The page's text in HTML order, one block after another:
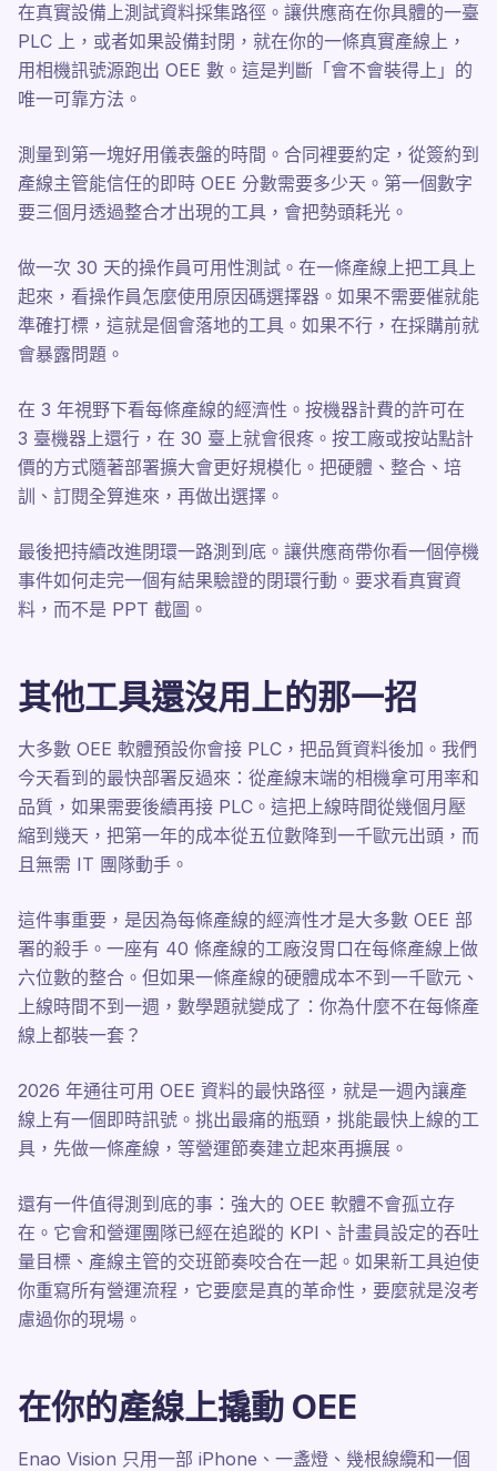
在真實設備上測試資料採集路徑。讓供應商在你具體的一臺
PLC 上，或者如果設備封閉，就在你的一條真實產線上，
用相機訊號源跑出 OEE 數。這是判斷「會不會裝得上」的
唯一可靠方法。
測量到第一塊好用儀表盤的時間。合同裡要約定，從簽約到
產線主管能信任的即時 OEE 分數需要多少天。第一個數字
要三個月透過整合才出現的工具，會把勢頭耗光。
做一次 30 天的操作員可用性測試。在一條產線上把工具上
起來，看操作員怎麼使用原因碼選擇器。如果不需要催就能
準確打標，這就是個會落地的工具。如果不行，在採購前就
會暴露問題。
在 3 年視野下看每條產線的經濟性。按機器計費的許可在
3 臺機器上還行，在 30 臺上就會很疼。按工廠或按站點計
價的方式隨著部署擴大會更好規模化。把硬體、整合、培
訓、訂閱全算進來，再做出選擇。
最後把持續改進閉環一路測到底。讓供應商帶你看一個停機
事件如何走完一個有結果驗證的閉環行動。要求看真實資
料，而不是 PPT 截圖。
其他工具還沒用上的那一招
大多數 OEE 軟體預設你會接 PLC，把品質資料後加。我們
今天看到的最快部署反過來：從產線末端的相機拿可用率和
品質，如果需要後續再接 PLC。這把上線時間從幾個月壓
縮到幾天，把第一年的成本從五位數降到一千歐元出頭，而
且無需 IT 團隊動手。
這件事重要，是因為每條產線的經濟性才是大多數 OEE 部
署的殺手。一座有 40 條產線的工廠沒胃口在每條產線上做
六位數的整合。但如果一條產線的硬體成本不到一千歐元、
上線時間不到一週，數學題就變成了：你為什麼不在每條產
線上都裝一套？
2026 年通往可用 OEE 資料的最快路徑，就是一週內讓產
線上有一個即時訊號。挑出最痛的瓶頸，挑能最快上線的工
具，先做一條產線，等營運節奏建立起來再擴展。
還有一件值得測到底的事：強大的 OEE 軟體不會孤立存
在。它會和營運團隊已經在追蹤的 KPI、計畫員設定的吞吐
量目標、產線主管的交班節奏咬合在一起。如果新工具迫使
你重寫所有營運流程，它要麼是真的革命性，要麼就是沒考
慮過你的現場。
在你的產線上撬動 OEE
Enao Vision 只用一部 iPhone、一盞燈、幾根線纜和一個